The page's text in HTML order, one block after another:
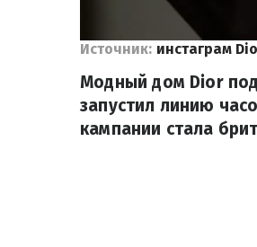
Источник: инстаграм
Модный дом Dior
запустил линию
кампании стала